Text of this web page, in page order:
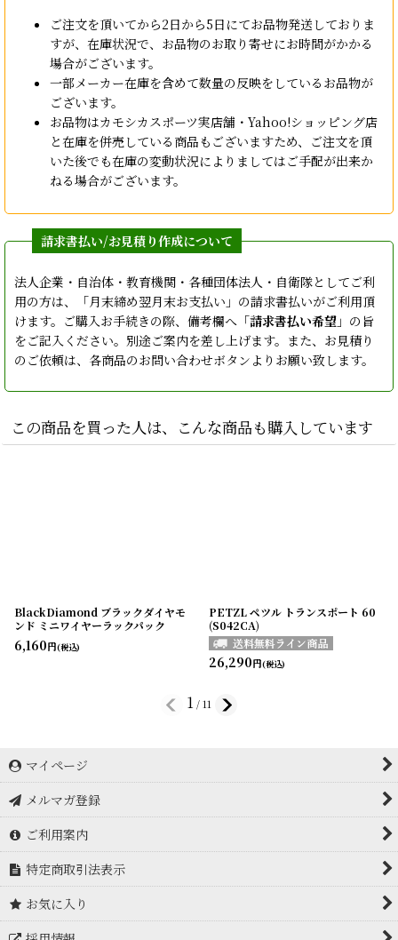
ご注文を頂いてから2日から5日にてお品物発送しておりま
すが、在庫状況で、お品物のお取り寄せにお時間がかかる
場合がございます。
一部メーカー在庫を含めて数量の反映をしているお品物が
ございます。
お品物はカモシカスポーツ実店舗・Yahoo!ショッピング店
と在庫を併売している商品もございますため、ご注文を頂
いた後でも在庫の変動状況によりましてはご手配が出来か
ねる場合がございます。
法人企業・自治体・教育機関・各種団体法人・自衛隊としてご利
用の方は、「月末締め翌月末お支払い」の請求書払いがご利用頂
けます。ご購入お手続きの際、備考欄へ「請求書払い希望 」の旨
をご記入ください。別途ご案内を差し上げます。また、お見積り
のご依頼は、各商品のお問い合わせボタンよりお願い致します。
この商品を買った人は、こんな商品も購入しています
BlackDiamond ブラックダイヤモ
ンド ミニワイヤーラックパック
6,160円(税込)
PETZL ペツル トランスポート 60
(S042CA)
26,290円(税込)
1 / 11
マイページ
メルマガ登録
ご利用案内
特定商取引法表示
お気に入り